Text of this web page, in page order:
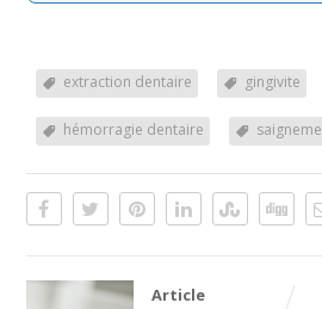
extraction dentaire gingivite
hémorragie dentaire
Article